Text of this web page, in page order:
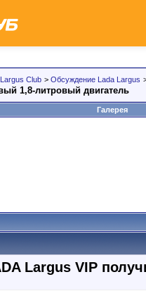
Club > Обсуждение Lada Largus
1,8-литровый двигатель
Галерея
Largus VIP